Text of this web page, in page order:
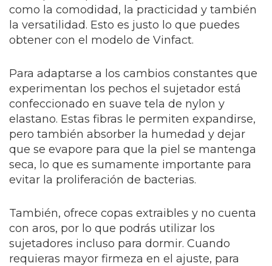
como la comodidad, la practicidad y también
la versatilidad. Esto es justo lo que puedes
obtener con el modelo de Vinfact.
Para adaptarse a los cambios constantes que
experimentan los pechos el sujetador está
confeccionado en suave tela de nylon y
elastano. Estas fibras le permiten expandirse,
pero también absorber la humedad y dejar
que se evapore para que la piel se mantenga
seca, lo que es sumamente importante para
evitar la proliferación de bacterias.
También, ofrece copas extraibles y no cuenta
con aros, por lo que podrás utilizar los
sujetadores incluso para dormir. Cuando
requieras mayor firmeza en el ajuste, para